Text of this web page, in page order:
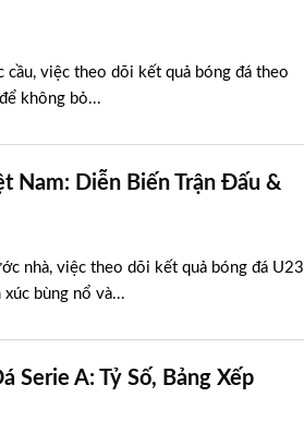
việc theo dõi kết quả bóng đá theo
không bỏ...
Nam: Diễn Biến Trận Đấu &
nhà, việc theo dõi kết quả bóng đá U23
bùng nổ và...
Serie A: Tỷ Số, Bảng Xếp